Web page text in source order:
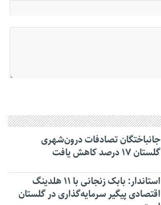
جانباختگان تصادفات درون‌شهری
گلستان ۱۷ درصد کاهش یافت
استاندار: بابک زنجانی با ۱۱ هلدینگ
اقتصادی پیگیر سرمایه‌گذاری در گلستان